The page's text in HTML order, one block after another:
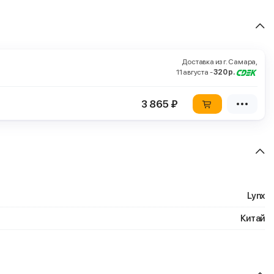
Доставка из г. Самара,
11 августа -320 р.
3 865 ₽
Lynx
Китай